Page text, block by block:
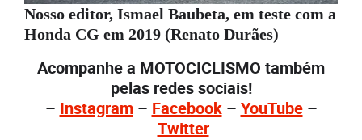
Nosso editor, Ismael Baubeta, em teste com a
Honda CG em 2019 (Renato Durães)
Acompanhe a MOTOCICLISMO também
pelas redes sociais!
– Instagram– Facebook– YouTube–
Twitter